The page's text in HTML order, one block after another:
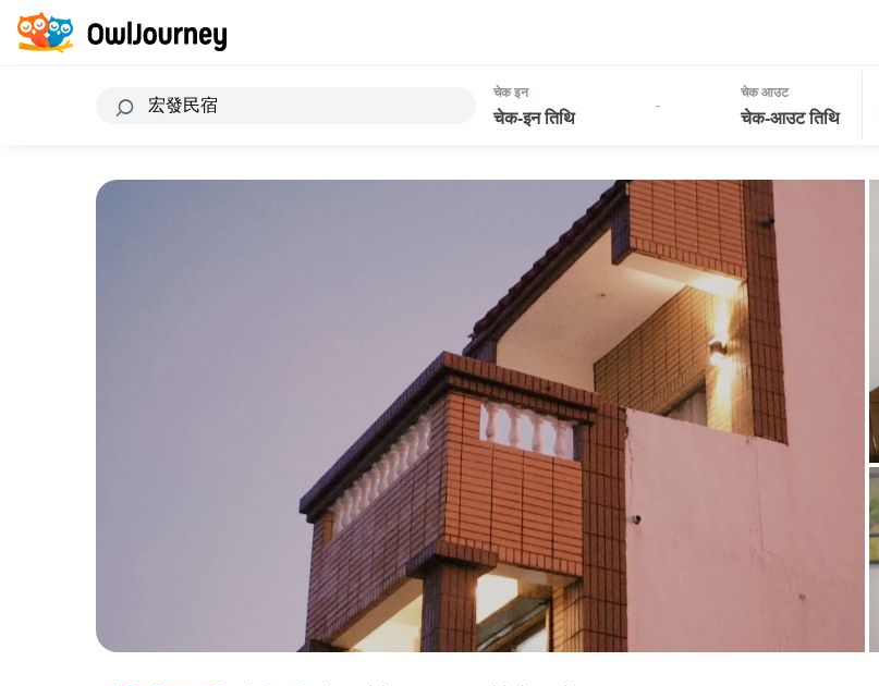
चेक इन
चेक-इन तिथि
-
चेक आउट
चेक-आउट तिथि